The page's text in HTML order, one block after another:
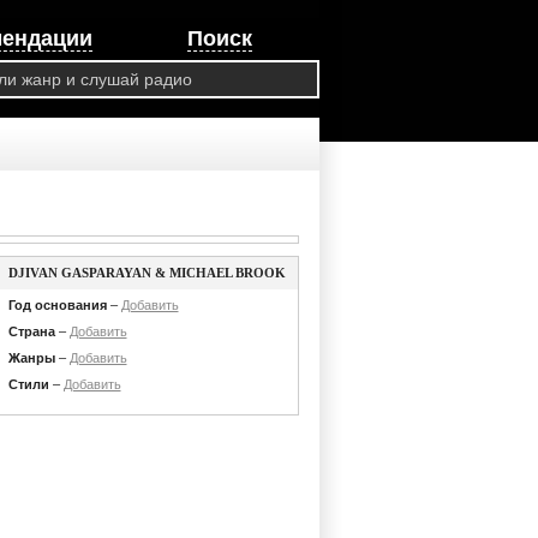
Поиск
DJIVAN GASPARAYAN & MICHAEL BROOK
Год основания– Добавить
Страна– Добавить
Жанры– Добавить
Стили – Добавить